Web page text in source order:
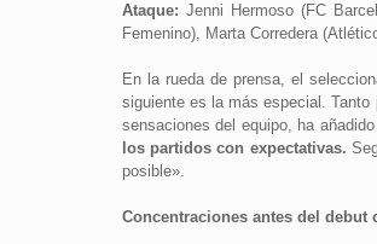
Ataque: Jenni Hermoso (FC
Femenino), Marta Corredera
En la rueda de prensa, el
siguiente es la más especial.
sensaciones del equipo, ha
los partidos con expectativas.
posible».
Concentraciones antes del debut